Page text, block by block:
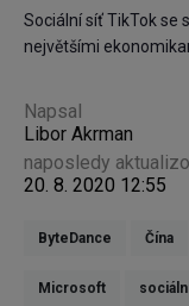
Sociální síť TikTok se
největšími
Napsal
Libor Akrman
naposledy
20. 8. 2020 12:55
ByteDance Čína
Microsoft